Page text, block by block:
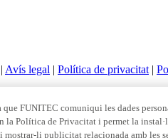
Avís legal | Política de privacitat |
que FUNITEC comuniqui les dades
la Política de Privacitat i permet la
mostrar-li publicitat relacionada amb les